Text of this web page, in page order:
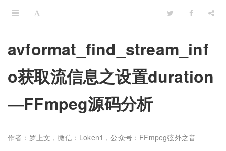
avformat_find_stream_inf
o获取流信息之设置duration
—FFmpeg源码分析
作者：罗上文，微信：Loken1，公众号：FFmpeg弦外之音